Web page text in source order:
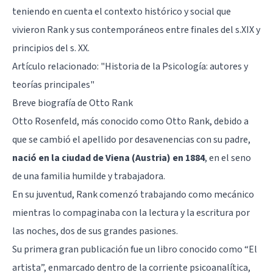
teniendo en cuenta el contexto histórico y social que
vivieron Rank y sus contemporáneos entre finales del s.XIX y
principios del s. XX.
Artículo relacionado: "Historia de la Psicología: autores y
teorías principales"
Breve biografía de Otto Rank
Otto Rosenfeld, más conocido como Otto Rank, debido a
que se cambió el apellido por desavenencias con su padre,
nació en la ciudad de Viena (Austria) en 1884, en el seno
de una familia humilde y trabajadora.
En su juventud, Rank comenzó trabajando como mecánico
mientras lo compaginaba con la lectura y la escritura por
las noches, dos de sus grandes pasiones.
Su primera gran publicación fue un libro conocido como “El
artista”, enmarcado dentro de la corriente psicoanalítica,